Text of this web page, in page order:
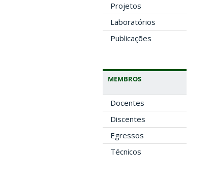
Projetos
Laboratórios
Publicações
MEMBROS
Docentes
Discentes
Egressos
Técnicos